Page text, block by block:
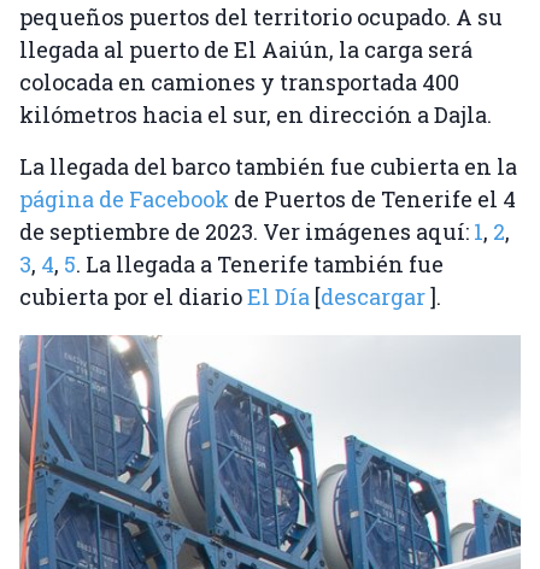
pequeños puertos del territorio ocupado. A su
llegada al puerto de El Aaiún, la carga será
colocada en camiones y transportada 400
kilómetros hacia el sur, en dirección a Dajla.
La llegada del barco también fue cubierta en la
página de Facebook de Puertos de Tenerife el 4
de septiembre de 2023. Ver imágenes aquí: 1, 2,
3, 4, 5. La llegada a Tenerife también fue
cubierta por el diarioEl Día [descargar].